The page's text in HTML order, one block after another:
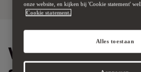
Vergelijk de
onze website, en kijken bij 'Cookie statement'
Cookie statement.
Alles toestaan